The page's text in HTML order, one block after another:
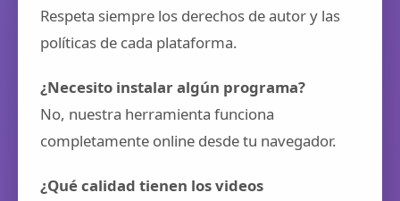
Respeta siempre los derechos de autor y las
políticas de cada plataforma.
¿Necesito instalar algún programa?
No, nuestra herramienta funciona
completamente online desde tu navegador.
¿Qué calidad tienen los videos